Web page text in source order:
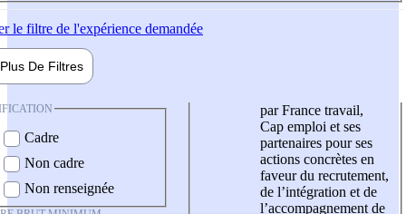
le filtre de l'expérience demandée
Plus De Filtres
Cadre
Non cadre
Non renseignée
par France travail,
Cap emploi et ses
partenaires pour ses
actions concrètes en
faveur du recrutement,
de l’intégration et de
l’accompagnement de